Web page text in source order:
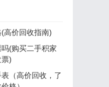
高价回收指南)
(购买二手积家
)
（高价回收，了